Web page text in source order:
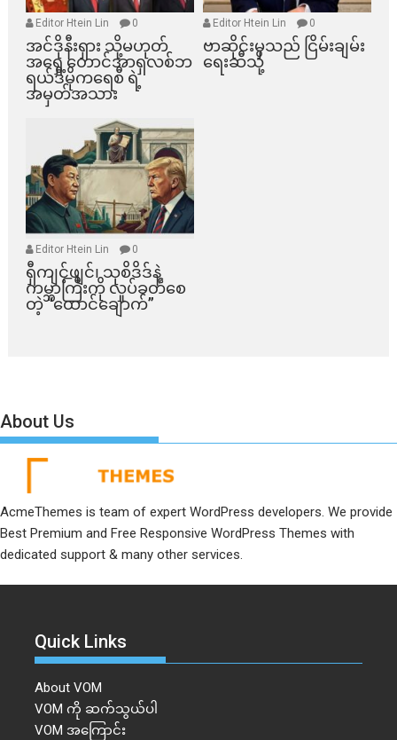
Editor Htein Lin 0
အင်ဒိုနီးရှား သို့မဟုတ်
အရှေ့တောင်အာရှလစ်ဘ
ရယ်ဒီမိုကရေစီ ရဲ့
အမှတ်အသား
Editor Htein Lin 0
ဗာဆိုင်းမှသည် ငြိမ်းချမ်း
ရေးဆီသို့
Editor Htein Lin 0
ရှီကျင့်ဖျင်၊ သုစိဒိဒ်နဲ့
ကမ္ဘာကြီးကို လှုပ်ခတ်စေ
တဲ့ “ထောင်ချောက်”
About Us
AcmeThemes is team of expert WordPress developers. We provide
Best Premium and Free Responsive WordPress Themes with
dedicated support & many other services.
Quick Links
About VOM
VOM ကို ဆက်သွယ်ပါ
VOM အကြောင်း